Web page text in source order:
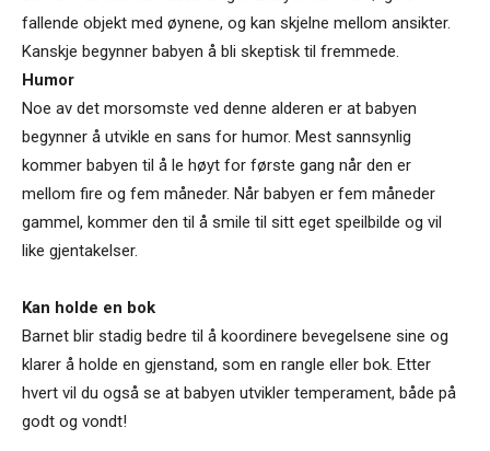
fallende objekt med øynene, og kan skjelne mellom ansikter.
Kanskje begynner babyen å bli skeptisk til fremmede.
Humor
Noe av det morsomste ved denne alderen er at babyen
begynner å utvikle en sans for humor. Mest sannsynlig
kommer babyen til å le høyt for første gang når den er
mellom fire og fem måneder. Når babyen er fem måneder
gammel, kommer den til å smile til sitt eget speilbilde og vil
like gjentakelser.
Kan holde en bok
Barnet blir stadig bedre til å koordinere bevegelsene sine og
klarer å holde en gjenstand, som en rangle eller bok. Etter
hvert vil du også se at babyen utvikler temperament, både på
godt og vondt!